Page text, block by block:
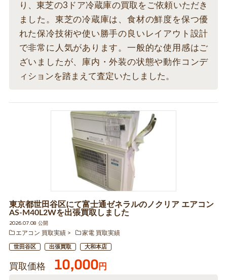
り、東芝の3ドア冷蔵庫の買取をご依頼いただき
ました。東芝の冷蔵庫は、食材の鮮度を保つ優
れた保冷技術や使い勝手の良いレイアウト設計
で非常に人気があります。一般的な使用感はご
ざいましたが、庫内・外装の状態や動作コンデ
ィションを踏まえて査定いたしました。
東京都世田谷区にて富士通ゼネラルのノクリア エアコン
AS-M40L2Wを出張買取しました
2026.07.08 公開
エアコン 買取実績
家電 買取実績
世田谷区 出張買取 大和本店
買取価格 10,000円